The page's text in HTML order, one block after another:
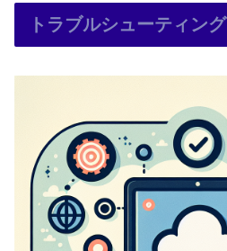
トラブルシューティング